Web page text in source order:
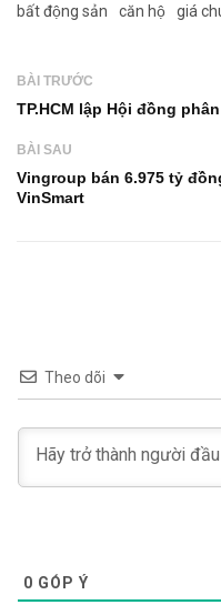
bất động sản
căn hộ giá
BÀI TRƯỚC
TP.HCM lập Hội đồng
BÀI SAU
Vingroup bán 6.975 tỷ
VinSmart
Theo dõi
0 GÓP Ý